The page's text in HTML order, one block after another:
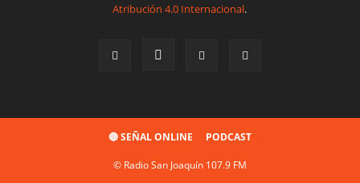
Atribución 4.0 Internacional.
🔴 SEÑAL ONLINE PODCAST
© Radio San Joaquín 107.9 FM